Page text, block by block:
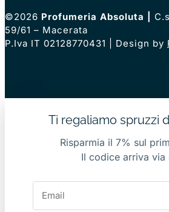
©2026 Profumeria Absoluta
59/61 – Macerata
P.Iva IT 02128770431 | Design by
Ti regaliamo spruzzi
Risparmia il 7% sul
Il codice arriva via